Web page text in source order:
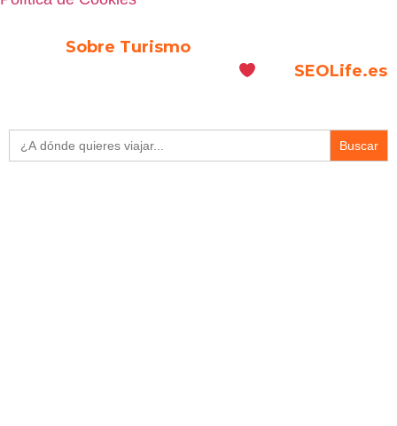
Sobre Turismo
SEOLife.es
Buscar: